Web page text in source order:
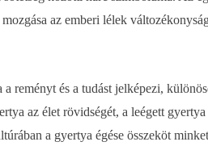
az emberi lélek
a reményt és a tudást jelképezi,
az élet rövidségét, a leégett
a gyertya égése összeköt